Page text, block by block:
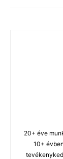
20+ éve
10+